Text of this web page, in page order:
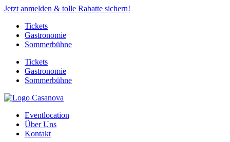
Jetzt anmelden & tolle Rabatte sichern!
Tickets
Gastronomie
Sommerbühne
Tickets
Gastronomie
Sommerbühne
Eventlocation
Über Uns
Kontakt